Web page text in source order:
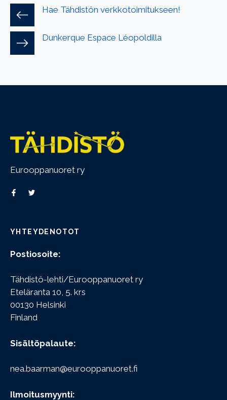
Hae Tähdistön verkkotoimitukseen!
Dunkerque Espace Léopoldilla
Eurooppanuoret ry
YHTEYDENOTOT
Postiosoite:
Tähdistö-lehti/Eurooppanuoret ry
Eteläranta 10, 5. krs
00130 Helsinki
Finland
Sisältöpalaute:
nea.baarman@eurooppanuoret.fi
Ilmoitusmyynti: